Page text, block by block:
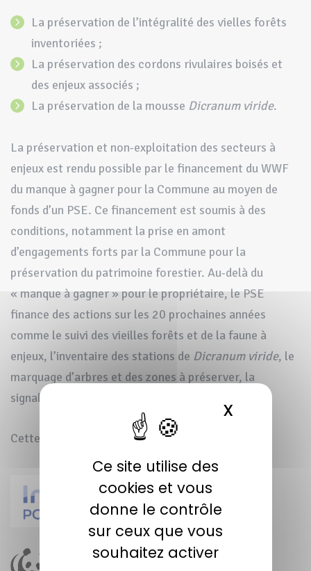
Ce site utilise des
cookies et vous
donne le contrôle
sur ceux que vous
souhaitez activer
X
La préservation de l’intégralité des vielles forêts
inventoriées ;
La préservation des cordons rivulaires boisés et
des enjeux associés ;
La préservation de la mousse Dicranum viride.
La préservation et non-exploitation des secteurs à
enjeux est rendu possible par le financement du WWF
du manque à gagner pour la Commune au moyen de
fonds d’un PSE. Ce financement est soumis à des
conditions, notamment la prise en amont
d’engagements forts par la Commune pour la
préservation du patrimoine forestier. Au-delà du
« manque à gagner » pour le propriétaire, le PSE
finance des actions sur les 20 prochaines années
comme le suivi des vieilles forêts et de la faune à
enjeux, l’inventaire des stations de Dicranum viride, le
marquage d’arbres et des zones à préserver, la
signalétique…
Cette action est financée par :